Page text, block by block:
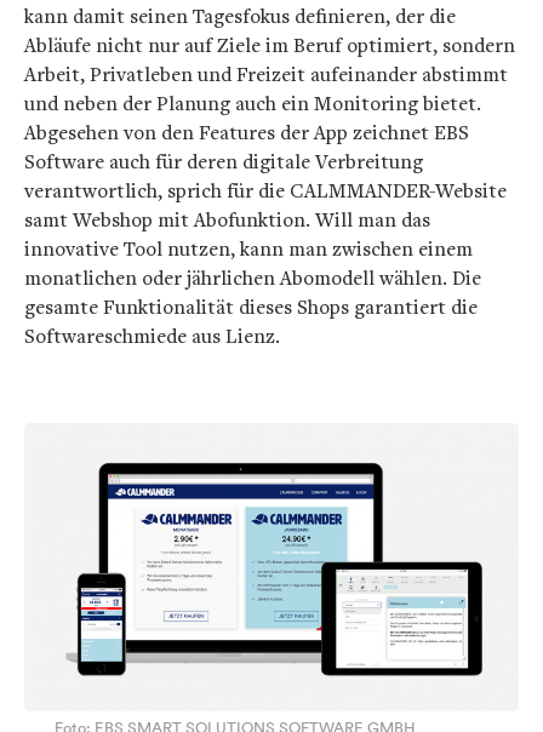
kann damit seinen Tagesfokus definieren, der die
Abläufe nicht nur auf Ziele im Beruf optimiert, sondern
Arbeit, Privatleben und Freizeit aufeinander abstimmt
und neben der Planung auch ein Monitoring bietet.
Abgesehen von den Features der App zeichnet EBS
Software auch für deren digitale Verbreitung
verantwortlich, sprich für die CALMMANDER-Website
samt Webshop mit Abofunktion. Will man das
innovative Tool nutzen, kann man zwischen einem
monatlichen oder jährlichen Abomodell wählen. Die
gesamte Funktionalität dieses Shops garantiert die
Softwareschmiede aus Lienz.
Foto: EBS SMART SOLUTIONS SOFTWARE GMBH